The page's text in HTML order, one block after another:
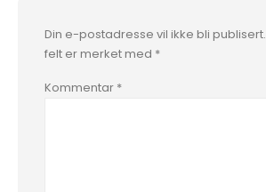
Din e-postadresse vil ikke bli publisert.
felt er merket med *
Kommentar *